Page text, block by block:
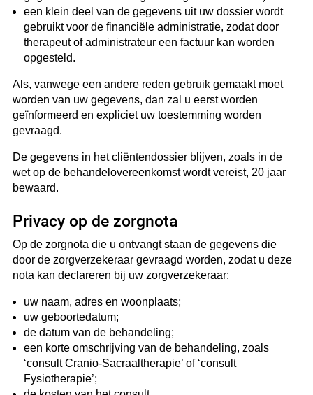
een klein deel van de gegevens uit uw dossier wordt
gebruikt voor de financiële administratie, zodat door
therapeut of administrateur een factuur kan worden
opgesteld.
Als, vanwege een andere reden gebruik gemaakt moet
worden van uw gegevens, dan zal u eerst worden
geïnformeerd en expliciet uw toestemming worden
gevraagd.
De gegevens in het cliëntendossier blijven, zoals in de
wet op de behandelovereenkomst wordt vereist, 20 jaar
bewaard.
Privacy op de zorgnota
Op de zorgnota die u ontvangt staan de gegevens die
door de zorgverzekeraar gevraagd worden, zodat u deze
nota kan declareren bij uw zorgverzekeraar:
uw naam, adres en woonplaats;
uw geboortedatum;
de datum van de behandeling;
een korte omschrijving van de behandeling, zoals
‘consult Cranio-Sacraaltherapie’ of ‘consult
Fysiotherapie’;